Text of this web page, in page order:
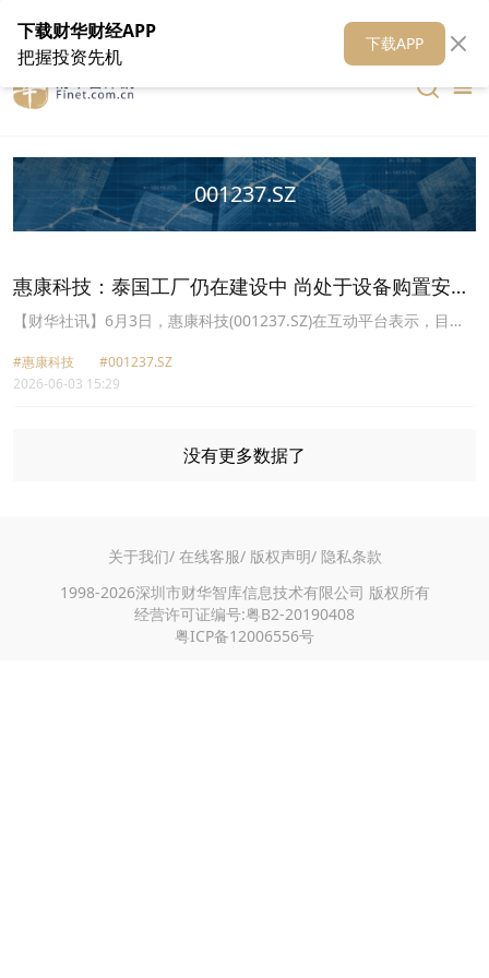
在线客服 关于我们 财华媒体矩阵 财华智库
001237.SZ
惠康科技：泰国工厂仍在建设中 尚处于设备购置安装
及调试阶段
【财华社讯】6月3日，惠康科技(001237.SZ)在互动平台表示，目前
放需要有一定的过程，是否会成为公司26年的主要新增产能来源具有
不确定性，后续投产的具体情况请关注公司定期报告、募集资金投资
#惠康科技
#001237.SZ
2026-06-03 15:29
没有更多数据了
关于我们/ 在线客服/ 版权声明/ 隐私条款
1998-2026深圳市财华智库信息技术有限公司 版权所有
经营许可证编号:粤B2-20190408
粤ICP备12006556号
下载财华财经APP
把握投资先机
下载APP